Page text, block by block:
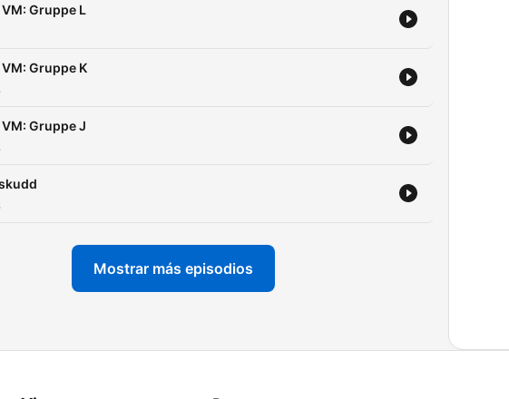
Gruppe L
Gruppe K
Gruppe J
Mostrar más episodios